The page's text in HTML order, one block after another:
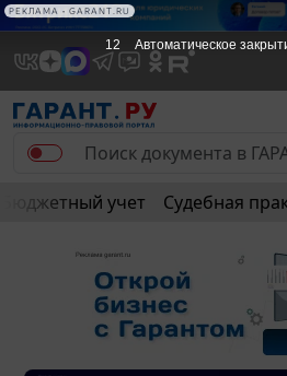
Бюджетный учет Судебная
11 Автоматическое
РЕКЛАМА • GARANT.RU